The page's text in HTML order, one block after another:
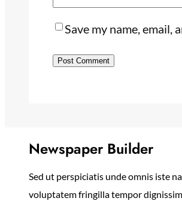
Save my name,
Newspaper Builder
Sed ut perspiciatis unde omnis iste
voluptatem fringilla tempor